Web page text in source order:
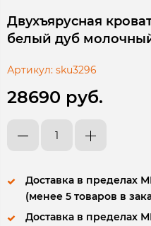
Двухъярусная
белый дуб
Артикул: sku3296
28690 руб.
Доставка в пределах
(менее 5 товаров в
Доставка в пределах